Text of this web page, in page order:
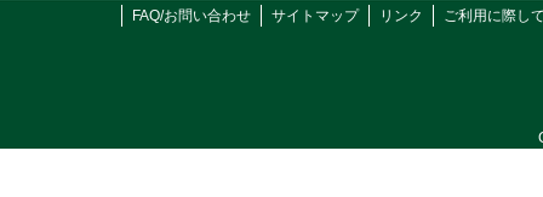
FAQ/お問い合わせ
サイトマップ リンク ご利用に際し